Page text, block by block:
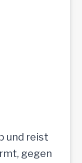
und reist
gegen